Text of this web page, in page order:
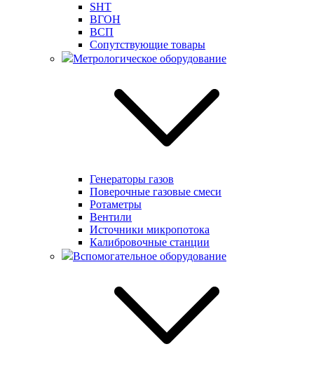
SHT
ВГОН
ВСП
Сопутствующие товары
Метрологическое оборудование
Генераторы газов
Поверочные газовые смеси
Ротаметры
Вентили
Источники микропотока
Калибровочные станции
Вспомогательное оборудование